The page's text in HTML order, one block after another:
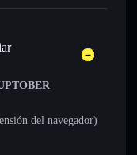
del navegador)